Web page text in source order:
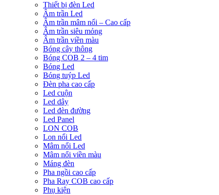
Thiết bị đèn Led
Âm trần Led
Âm trần mâm nổi – Cao cấp
Âm trần siêu mỏng
Âm trần viền màu
Bóng cây thông
Bóng COB 2 – 4 tim
Bóng Led
Bóng tuýp Led
Đèn pha cao cấp
Led cuộn
Led dây
Led đèn đường
Led Panel
LON COB
Lon nổi Led
Mâm nổi Led
Mâm nổi viền màu
Máng đèn
Pha ngồi cao cấp
Pha Ray COB cao cấp
Phụ kiện